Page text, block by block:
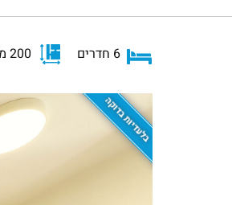
6 חדרים 200 מ"ר
בלעדיות בדוקה